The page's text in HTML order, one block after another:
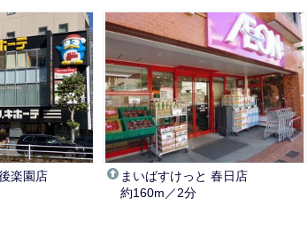
楽園店
まいばすけっと 春日店
約160m／2分